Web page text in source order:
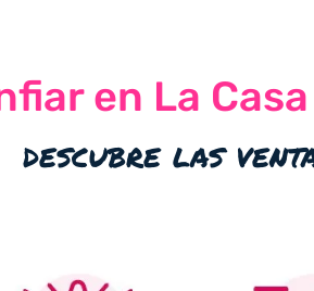
en La
descubre las